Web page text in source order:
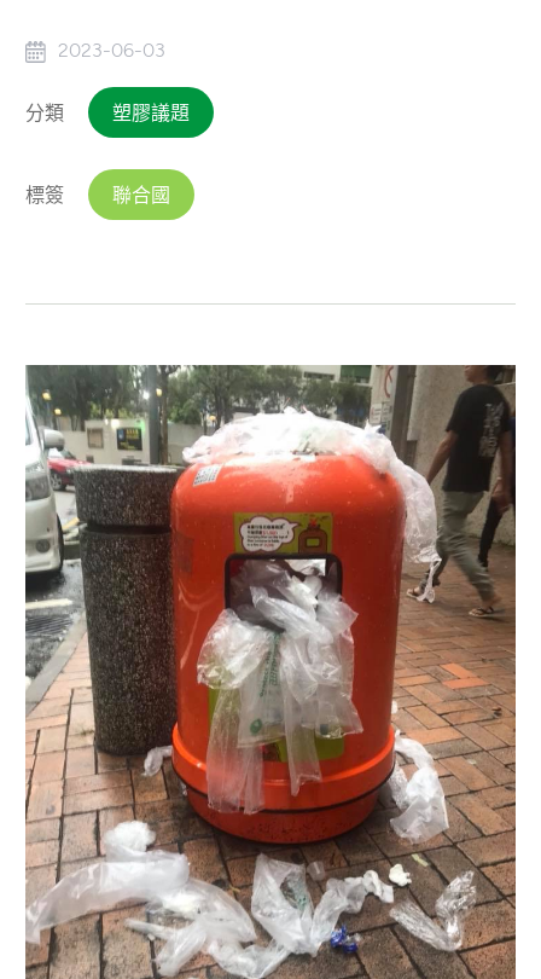
2023-06-03
分類 塑膠議題
標簽 聯合國